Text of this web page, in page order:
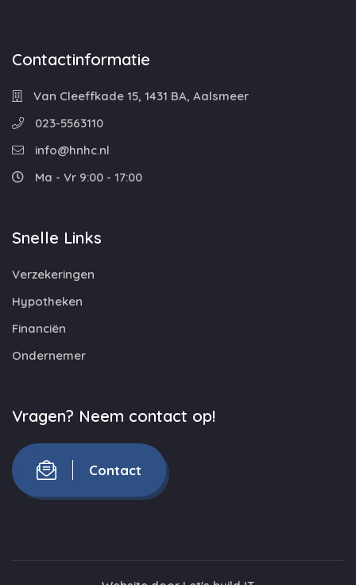
Contactinformatie
Van Cleeffkade 15, 1431 BA, Aalsmeer
023-5563110
info@hnhc.nl
Ma - Vr 9:00 - 17:00
Snelle Links
Verzekeringen
Hypotheken
Financiën
Ondernemer
Vragen? Neem contact op!
Contact